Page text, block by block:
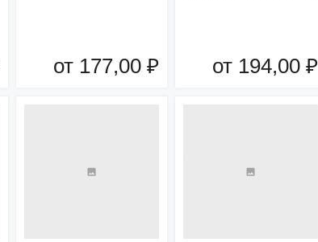
от 177,00 ₽ от 194,00 ₽